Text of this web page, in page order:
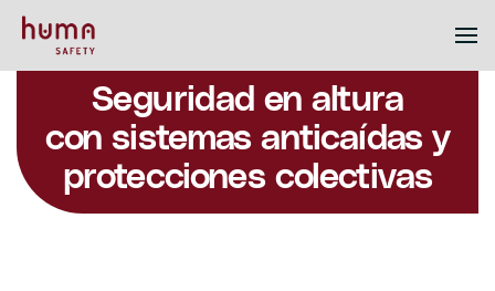
Seguridad en altura
con sistemas anticaídas y
protecciones colectivas